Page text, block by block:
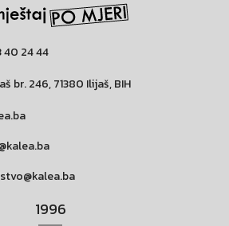
40 24 44
br. 246, 71380 Ilijaš, BIH
1996